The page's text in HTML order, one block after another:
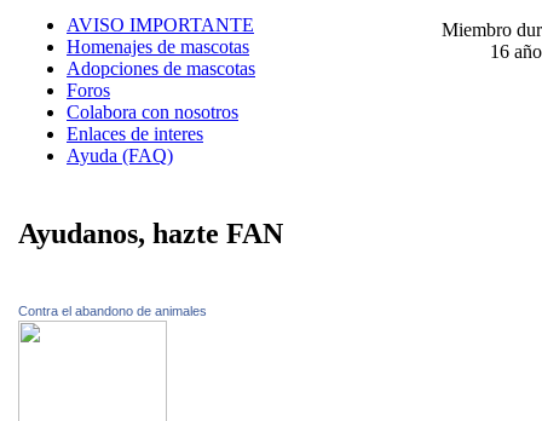
AVISO IMPORTANTE
Homenajes de mascotas
Adopciones de mascotas
Foros
Colabora con nosotros
Enlaces de interes
Ayuda (FAQ)
Ayudanos, hazte FAN
Contra el abandono de animales
Miembro
16